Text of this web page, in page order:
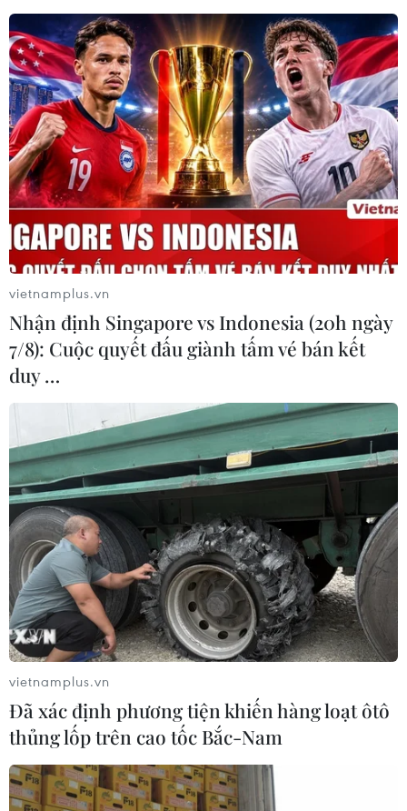
vietnamplus.vn
Nhận định Singapore vs Indonesia (20h ngày
7/8): Cuộc quyết đấu giành tấm vé bán kết
duy …
vietnamplus.vn
Đã xác định phương tiện khiến hàng loạt ôtô
thủng lốp trên cao tốc Bắc-Nam